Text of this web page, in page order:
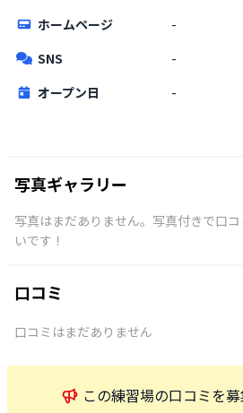
ホームページ
-
SNS
-
オープン日
-
写真ギャラリー
写真はまだありません。写真付きで口
いです！
口コミ
口コミはまだありません
この練習場の口コミを